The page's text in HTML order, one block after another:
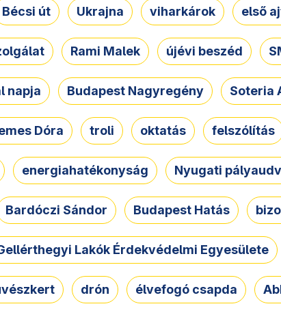
Bécsi út Ukrajna viharkárok első
Rami Malek újévi beszéd
napja Budapest Nagyregény Soteria
Dóra troli oktatás felszólítás
energiahatékonyság Nyugati
Bardóczi Sándor Budapest Hatás
Lakók Érdekvédelmi Egyesülete
drón élvefogó csapda